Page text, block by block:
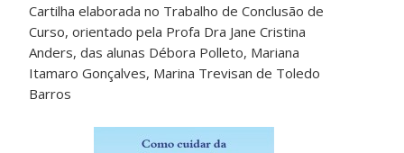
Cartilha elaborada no Trabalho de Conclusão de
Curso, orientado pela Profa Dra Jane Cristina
Anders, das alunas Débora Polleto, Mariana
Itamaro Gonçalves, Marina Trevisan de Toledo
Barros